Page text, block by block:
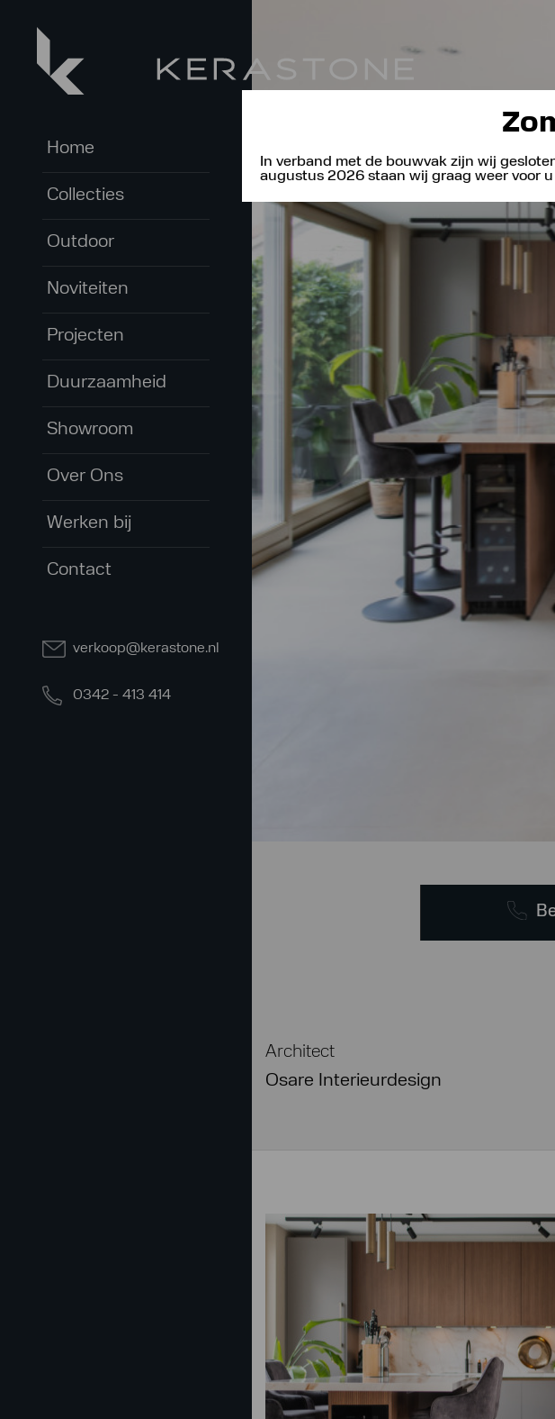
Home
Collecties
Outdoor
Noviteiten
Projecten
Duurzaamheid
Showroom
Over Ons
Werken bij
Contact
verkoop@kerastone.nl
0342 - 413 414
Architect
Osare Interieurdesign
In verband met de bouwvak zijn wij
augustus 2026 staan wij graag weer voor u